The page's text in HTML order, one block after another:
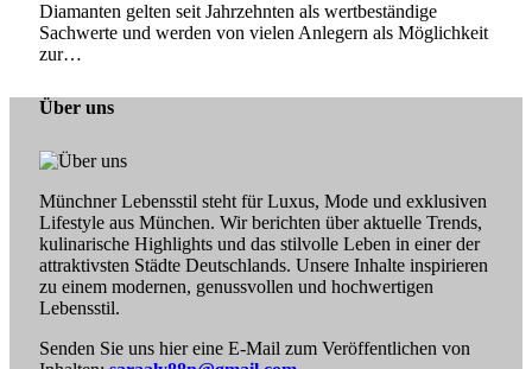
Diamanten gelten seit Jahrzehnten als wertbeständige
Sachwerte und werden von vielen Anlegern als Möglichkeit
zur…
Über uns
Münchner Lebensstil steht für Luxus, Mode und exklusiven
Lifestyle aus München. Wir berichten über aktuelle Trends,
kulinarische Highlights und das stilvolle Leben in einer der
attraktivsten Städte Deutschlands. Unsere Inhalte inspirieren
zu einem modernen, genussvollen und hochwertigen
Lebensstil.
Senden Sie uns hier eine E-Mail zum Veröffentlichen von